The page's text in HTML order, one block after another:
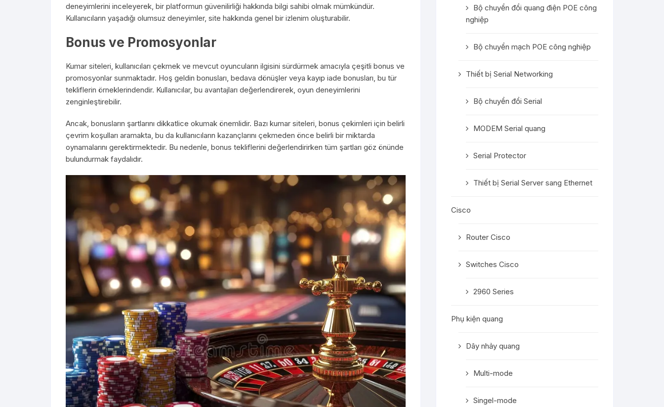
deneyimlerini inceleyerek, bir platformun güvenilirliği hakkında bilgi sahibi olmak mümkündür.
Kullanıcıların yaşadığı olumsuz deneyimler, site hakkında genel bir izlenim oluşturabilir.
Bonus ve Promosyonlar
Kumar siteleri, kullanıcıları çekmek ve mevcut oyuncuların ilgisini sürdürmek amacıyla çeşitli bonus ve
promosyonlar sunmaktadır. Hoş geldin bonusları, bedava dönüşler veya kayıp iade bonusları, bu tür
tekliflerin örneklerindendir. Kullanıcılar, bu avantajları değerlendirerek, oyun deneyimlerini
zenginleştirebilir.
Ancak, bonusların şartlarını dikkatlice okumak önemlidir. Bazı kumar siteleri, bonus çekimleri için belirli
çevrim koşulları aramakta, bu da kullanıcıların kazançlarını çekmeden önce belirli bir miktarda
oynamalarını gerektirmektedir. Bu nedenle, bonus tekliflerini değerlendirirken tüm şartları göz önünde
bulundurmak faydalıdır.
Bộ chuyển đổi quang điện POE công
nghiệp
Bộ chuyển mạch POE công nghiệp
Thiết bị Serial Networking
Bộ chuyển đổi Serial
MODEM Serial quang
Serial Protector
Thiết bị Serial Server sang Ethernet
Cisco
Router Cisco
Switches Cisco
2960 Series
Phụ kiện quang
Dây nhảy quang
Multi-mode
Singel-mode